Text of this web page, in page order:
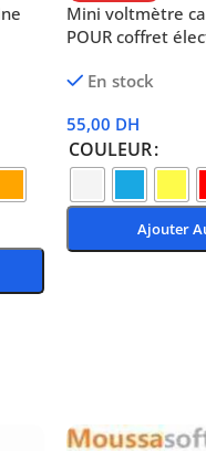
Mini voltmètre
POUR coffret
En stock
55,00 DH
COULEUR
Ajouter